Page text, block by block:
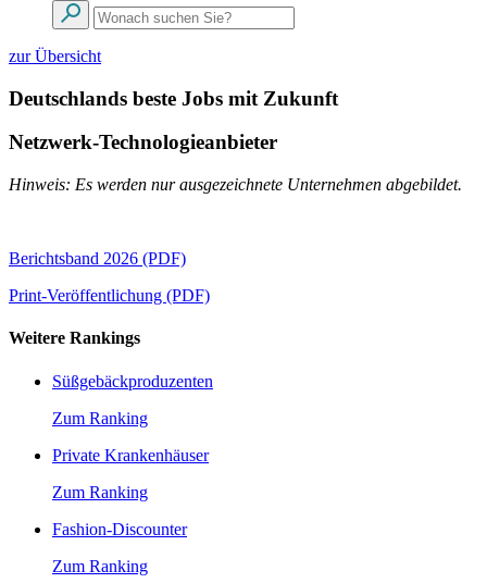
zur Übersicht
Deutschlands beste Jobs mit Zukunft
Netzwerk-Technologieanbieter
Hinweis: Es werden nur ausgezeichnete Unternehmen abgebildet.
Berichtsband 2026 (PDF)
Print-Veröffentlichung (PDF)
Weitere Rankings
Süßgebäckproduzenten
Zum Ranking
Private Krankenhäuser
Zum Ranking
Fashion-Discounter
Zum Ranking